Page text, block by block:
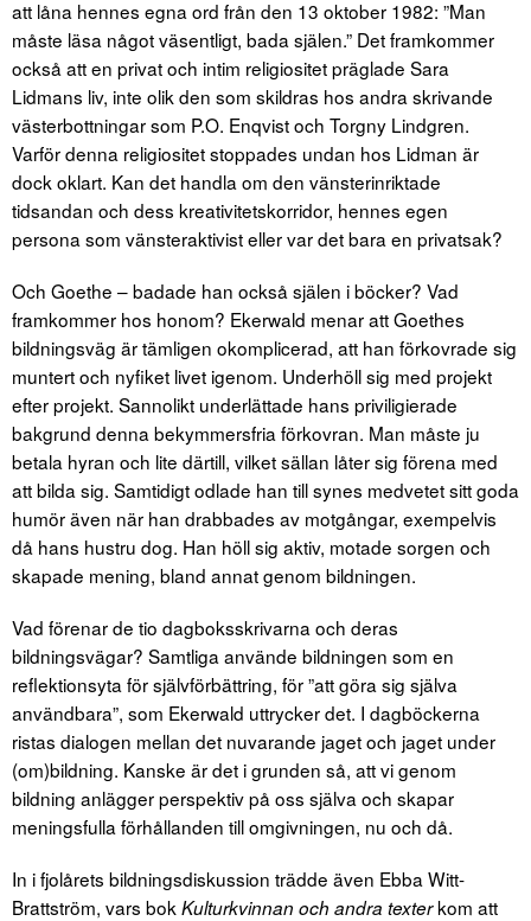
att låna hennes egna ord från den 13 oktober 1982: ”Man
måste läsa något väsentligt, bada själen.” Det framkommer
också att en privat och intim religiositet präglade Sara
Lidmans liv, inte olik den som skildras hos andra skrivande
västerbottningar som P.O. Enqvist och Torgny Lindgren.
Varför denna religiositet stoppades undan hos Lidman är
dock oklart. Kan det handla om den vänsterinriktade
tidsandan och dess kreativitetskorridor, hennes egen
persona som vänsteraktivist eller var det bara en privatsak?
Och Goethe – badade han också själen i böcker? Vad
framkommer hos honom? Ekerwald menar att Goethes
bildningsväg är tämligen okomplicerad, att han förkovrade sig
muntert och nyfiket livet igenom. Underhöll sig med projekt
efter projekt. Sannolikt underlättade hans priviligierade
bakgrund denna bekymmersfria förkovran. Man måste ju
betala hyran och lite därtill, vilket sällan låter sig förena med
att bilda sig. Samtidigt odlade han till synes medvetet sitt goda
humör även när han drabbades av motgångar, exempelvis
då hans hustru dog. Han höll sig aktiv, motade sorgen och
skapade mening, bland annat genom bildningen.
Vad förenar de tio dagboksskrivarna och deras
bildningsvägar? Samtliga använde bildningen som en
reflektionsyta för självförbättring, för ”att göra sig själva
användbara”, som Ekerwald uttrycker det. I dagböckerna
ristas dialogen mellan det nuvarande jaget och jaget under
(om)bildning. Kanske är det i grunden så, att vi genom
bildning anlägger perspektiv på oss själva och skapar
meningsfulla förhållanden till omgivningen, nu och då.
In i fjolårets bildningsdiskussion trädde även Ebba Witt-
Brattström, vars bok Kulturkvinnan och andra texterkom att